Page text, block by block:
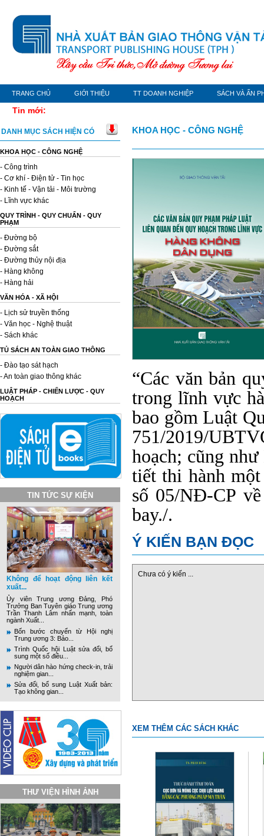
TRANG CHỦ GIỚI THIỆU TT DOANH NGHIỆP SÁCH VÀ ẤN
Tin mới:
DANH MỤC SÁCH HIỆN CÓ
KHOA HỌC - CÔNG NGHỆ
- Công trình
- Cơ khí - Điện tử - Tin học
- Kinh tế - Vận tải - Môi trường
- Lĩnh vực khác
QUY TRÌNH - QUY CHUẨN - QUY
PHẠM
- Đường bộ
- Đường sắt
- Đường thủy nội địa
- Hàng không
- Hàng hải
VĂN HÓA - XÃ HỘI
- Lịch sử truyền thống
- Văn học - Nghệ thuật
- Sách khác
TỦ SÁCH AN TOÀN GIAO THÔNG
- Đào tạo sát hạch
- An toàn giao thông khác
LUẬT PHÁP - CHIẾN LƯỢC - QUY
HOẠCH
TIN TỨC SỰ KIỆN
Không để hoạt động liên kết
xuất...
Ủy viên Trung ương Đảng, Phó
Trưởng Ban Tuyên giáo Trung ương
Trần Thanh Lâm nhấn mạnh, toàn
ngành Xuất...
Bốn bước chuyển từ Hội nghị
Trung ương 3: Bảo...
Trình Quốc hội Luật sửa đổi, bổ
sung một số điều...
Người dân hào hứng check-in, trải
nghiệm gian...
Sửa đổi, bổ sung Luật Xuất bản:
Tạo không gian...
THƯ VIỆN HÌNH ẢNH
KHOA HỌC - CÔNG NGHỆ
“Các văn bản
trong lĩnh vực
bao gồm Luật
751/2019/
hoạch; cũng
tiết thi hành
số 05/NĐ-CP
bay./.
Ý KIẾN BẠN ĐỌC
Chưa có ý kiến ...
XEM THÊM CÁC SÁCH KHÁC